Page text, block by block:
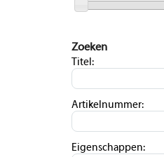
Zoeken
Titel:
Artikelnummer:
Eigenschappen: